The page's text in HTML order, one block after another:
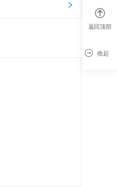
返回顶部
收起